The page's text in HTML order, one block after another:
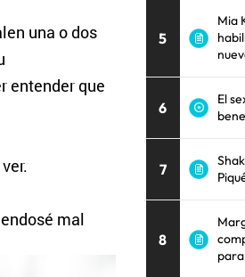
una o dos
entender que
mal
5
Mia
6
El
7
8